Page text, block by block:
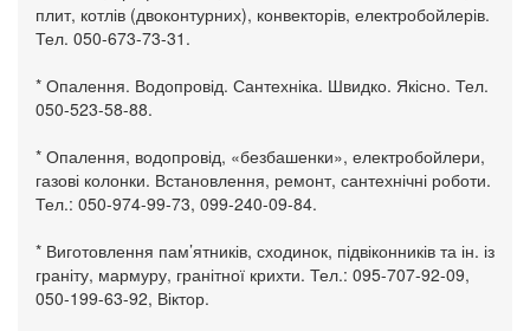
плит, котлів (двоконтурних), конвекторів, електробойлерів.
Тел. 050-673-73-31.
* Опалення. Водопровід. Сантехніка. Швидко. Якісно. Тел.
050-523-58-88.
* Опалення, водопровід, «безбашенки», електробойлери,
газові колонки. Встановлення, ремонт, сантехнічні роботи.
Тел.: 050-974-99-73, 099-240-09-84.
* Виготовлення пам’ятників, сходинок, підвіконників та ін. із
граніту, мармуру, гранітної крихти. Тел.: 095-707-92-09,
050-199-63-92, Віктор.